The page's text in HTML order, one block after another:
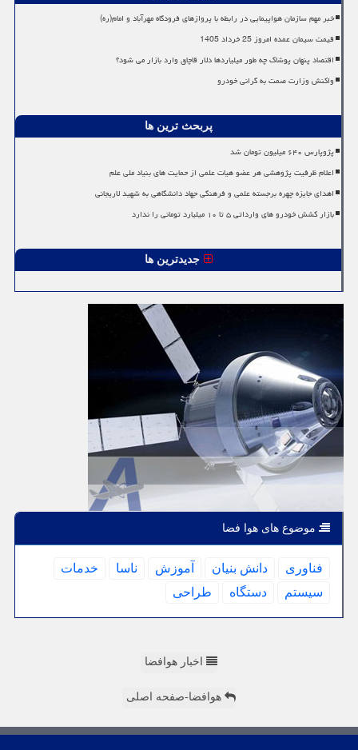
خبر مهم سازمان هواپیمایی در رابطه با پروازهای فرودگاه مهرآباد و امام(ره)
قیمت سیمان عمده امروز 25 خرداد 1405
اقتصاد پنهان پوشاک چه طور میلیاردها دلار قاچاق وارد بازار می شود؟
واکنش وزارت صمت به گرانی خودرو
پربحث ترین ها
پژوپارس ۶۴۰ میلیون تومان شد
اعلام ظرفیت پژوهشی هر عضو هیات علمی از حمایت های بنیاد ملی علم
اهدای جایزه چهره برجسته علمی و فرهنگی جهاد دانشگاهی به شهید لاریجانی
بازار کشش خودرو های وارداتی ۵ تا ۱۰ میلیارد تومانی را ندارد
جدیدترین ها
موضوع های هوا فضا
فناوری دانش بنیان آموزش ناسا
خدمات
سیستم
دستگاه طراحی
اخبار هوافضا
هوافضا-صفحه اصلی